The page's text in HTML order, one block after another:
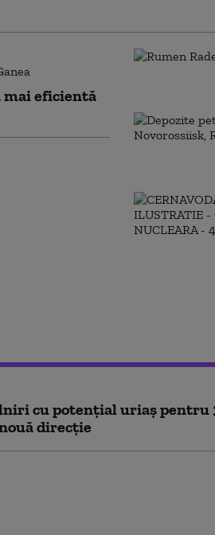
mai eficientă
cu potențial uriaș pentru
direcție